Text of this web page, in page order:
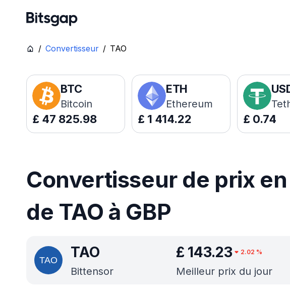
/ Convertisseur / TAO
BTC
Bitcoin
£ 47 825.98
ETH
Ethereum
£ 1 414.22 £ 0.74
Convertisseur de prix
de TAO à GBP
TAO
Bittensor
£ 143.23 2.02 %
Meilleur prix du jour